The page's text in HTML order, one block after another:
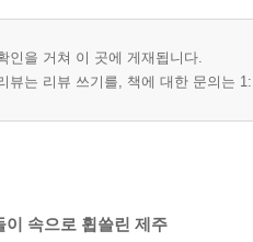
인을 거쳐 이 곳에 게재됩니다.
뷰는 리뷰 쓰기를, 책에 대한 문의는
이 속으로 휩쓸린 제주